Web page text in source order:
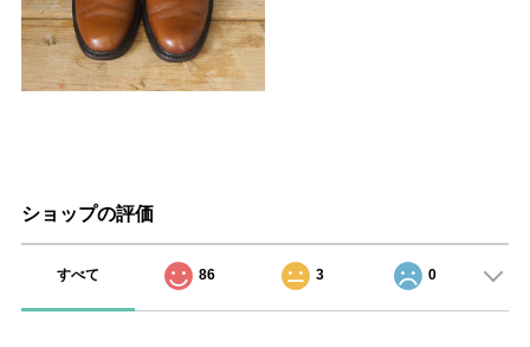
ショップの評価
すべて 86 3 0